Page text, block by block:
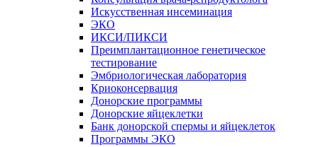
Искусственная инсеминация
ЭКО
ИКСИ/ПИКСИ
Преимплантационное генетическое
тестирование
Эмбриологическая лаборатория
Криоконсервация
Донорские программы
Донорские яйцеклетки
Банк донорской спермы и яйцеклеток
Программы ЭКО